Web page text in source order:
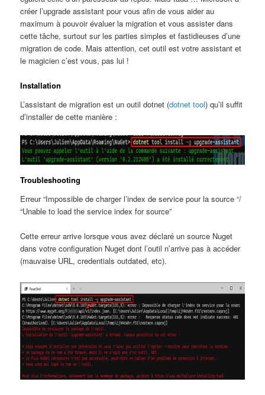
créer l’upgrade assistant pour vous afin de vous aider au
maximum à pouvoir évaluer la migration et vous assister dans
cette tâche, surtout sur les parties simples et fastidieuses d’une
migration de code. Mais attention, cet outil est votre assistant et
le magicien c’est vous, pas lui !
Installation
L’assistant de migration est un outil dotnet (dotnet tool) qu’il suffit
d’installer de cette manière :
Troubleshooting
Erreur “Impossible de charger l’index de service pour la source “/
“Unable to load the service index for source”
Cette erreur arrive lorsque vous avez déclaré un source Nuget
dans votre configuration Nuget dont l’outil n’arrive pas à accéder
(mauvaise URL, credentials outdated, etc).